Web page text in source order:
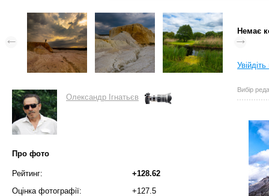
Олександр Ігнатьєв
Про фото
Рейтинг:
+128.62
Оцінка фотографії:
+127.5
Немає
Вибір